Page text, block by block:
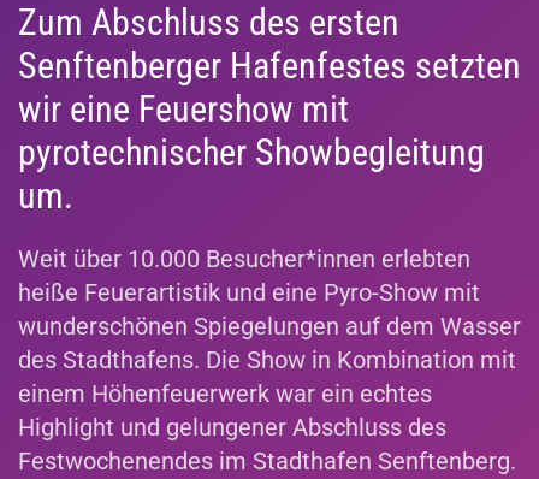
Zum Abschluss des ersten
Senftenberger Hafenfestes setzten
wir eine Feuershow mit
pyrotechnischer Showbegleitung
um.
Weit über 10.000 Besucher*innen erlebten
heiße Feuerartistik und eine Pyro-Show mit
wunderschönen Spiegelungen auf dem Wasser
des Stadthafens. Die Show in Kombination mit
einem Höhenfeuerwerk war ein echtes
Highlight und gelungener Abschluss des
Festwochenendes im Stadthafen Senftenberg.